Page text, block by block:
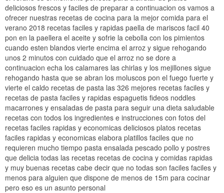
deliciosos frescos y faciles de preparar a continuacion os vamos a
ofrecer nuestras recetas de cocina para la mejor comida para el
verano 2018 recetas faciles y rapidas paella de mariscos facil 40
pon en la paellera el aceite y sofrie la cebolla con los pimientos
cuando esten blandos vierte encima el arroz y sigue rehogando
unos 2 minutos con cuidado que el arroz no se dore a
continuacion echa los calamares las chirlas y los mejillones sigue
rehogando hasta que se abran los moluscos pon el fuego fuerte y
vierte el caldo recetas de pasta las 326 mejores recetas faciles y
recetas de pasta faciles y rapidas espaguetis fideos noddles
macarrones y ensaladas de pasta para seguir una dieta saludable
recetas con todos los ingredientes e instrucciones con fotos del
recetas faciles rapidas y economicas deliciosos platos recetas
faciles rapidas y economicas elabora platillos faciles que no
requieren mucho tiempo pasta ensalada pescado pollo y postres
que delicia todas las recetas recetas de cocina y comidas rapidas
y muy buenas recetas cabe decir que no todas son faciles faciles y
menos para alguien que dispone de menos de 15m para cocinar
pero eso es un asunto personal